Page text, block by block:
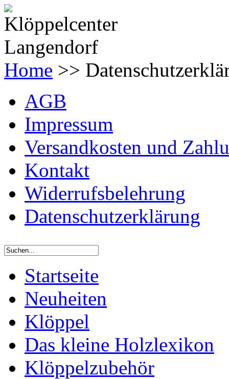
Home >>
AGB
Impressum
Versandkosten und
Kontakt
Widerrufsbelehrung
Datenschutzerklärung
Startseite
Neuheiten
Klöppel
Das kleine Holzlexikon
Klöppelzubehör